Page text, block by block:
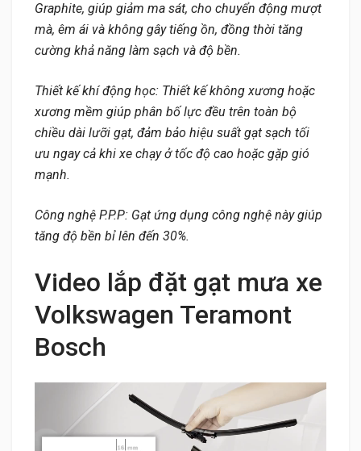
Graphite, giúp giảm ma sát, cho chuyển động mượt
mà, êm ái và không gây tiếng ồn, đồng thời tăng
cường khả năng làm sạch và độ bền.
Thiết kế khí động học: Thiết kế không xương hoặc
xương mềm giúp phân bố lực đều trên toàn bộ
chiều dài lưỡi gạt, đảm bảo hiệu suất gạt sạch tối
ưu ngay cả khi xe chạy ở tốc độ cao hoặc gặp gió
mạnh.
Công nghệ P.P.P: Gạt ứng dụng công nghệ này giúp
tăng độ bền bỉ lên đến 30%.
Video lắp đặt gạt mưa xe
Volkswagen Teramont
Bosch